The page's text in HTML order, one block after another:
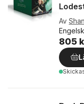
Av
805